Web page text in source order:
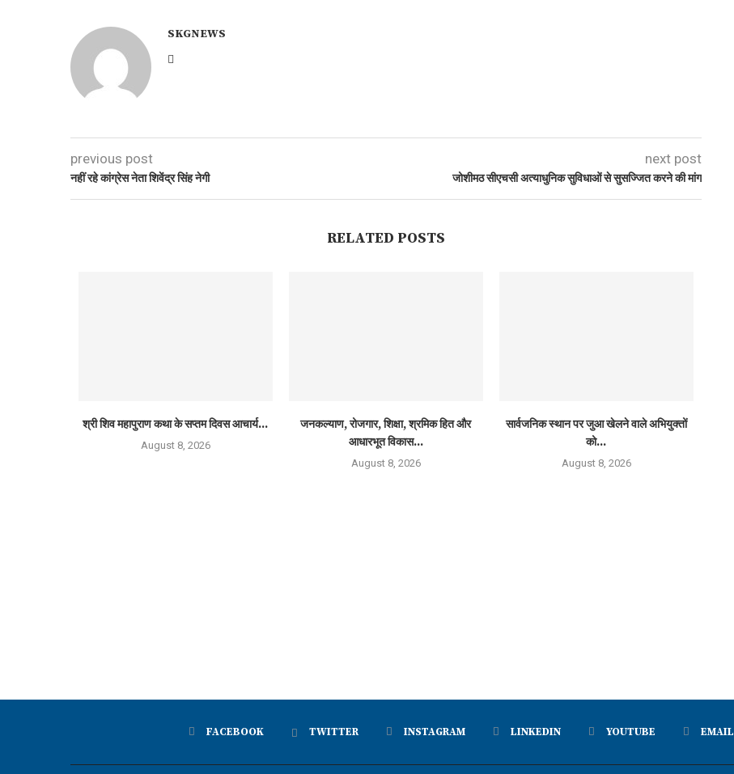
SKGNEWS
previous post
नहीं रहे कांग्रेस नेता शिवेंद्र सिंह नेगी
next post
जोशीमठ सीएचसी अत्याधुनिक सुविधाओं से सुसज्जित करने की मांग
RELATED POSTS
श्री शिव महापुराण कथा के सप्तम दिवस आचार्य...
August 8, 2026
जनकल्याण, रोजगार, शिक्षा, श्रमिक हित और
आधारभूत विकास...
August 8, 2026
सार्वजनिक स्थान पर जुआ खेलने वाले अभियुक्तों
को...
August 8, 2026
FACEBOOK TWITTER INSTAGRAM LINKEDIN YOUTUBE EMAIL